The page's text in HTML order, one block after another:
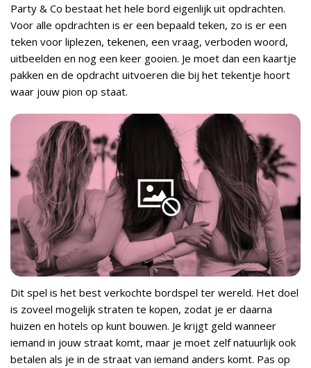
Party & Co bestaat het hele bord eigenlijk uit opdrachten.
Voor alle opdrachten is er een bepaald teken, zo is er een
teken voor liplezen, tekenen, een vraag, verboden woord,
uitbeelden en nog een keer gooien. Je moet dan een kaartje
pakken en de opdracht uitvoeren die bij het tekentje hoort
waar jouw pion op staat.
Dit spel is het best verkochte bordspel ter wereld. Het doel
is zoveel mogelijk straten te kopen, zodat je er daarna
huizen en hotels op kunt bouwen. Je krijgt geld wanneer
iemand in jouw straat komt, maar je moet zelf natuurlijk ook
betalen als je in de straat van iemand anders komt. Pas op